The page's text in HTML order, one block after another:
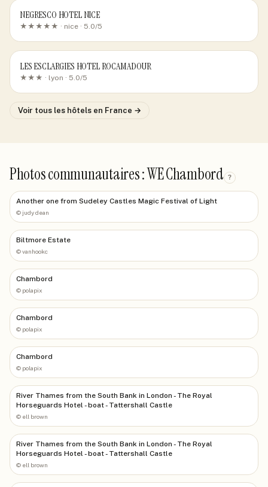
NEGRESCO HOTEL NICE
★★★★★ · nice · 5.0/5
LES ESCLARGIES HOTEL ROCAMADOUR
★★★ · lyon · 5.0/5
Voir tous les hôtels en France →
Photos communautaires : WE Chambord ?
Another one from Sudeley Castles Magic Festival of Light
© judy dean
Biltmore Estate
©vanhookc
Chambord
© polapix
Chambord
© polapix
Chambord
© polapix
River Thames from the South Bank in London - The Royal
Horseguards Hotel - boat - Tattershall Castle
© ell brown
River Thames from the South Bank in London - The Royal
Horseguards Hotel - boat - Tattershall Castle
© ell brown